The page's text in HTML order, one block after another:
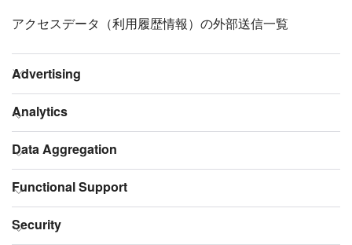
アクセスデータ（利用履歴情報）の外部送信一覧